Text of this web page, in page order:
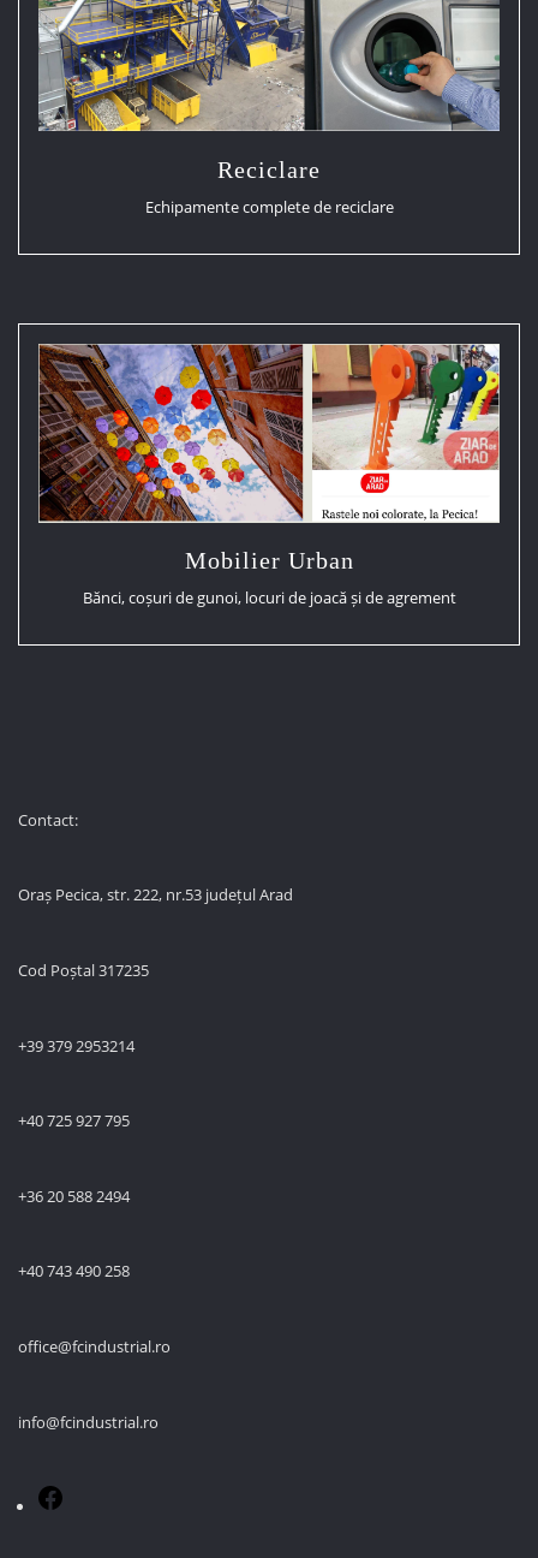
Reciclare
Echipamente complete de reciclare
Mobilier Urban
Bănci, coșuri de gunoi, locuri de joacă și de agrement
Contact:
Oraș Pecica, str. 222, nr.53 județul Arad
Cod Poștal 317235
+39 379 2953214
+40 725 927 795
+36 20 588 2494
+40 743 490 258
office@fcindustrial.ro
info@fcindustrial.ro